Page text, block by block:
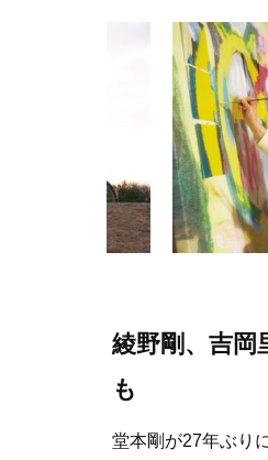
綾野剛、吉岡
も
堂本剛が27年ぶり